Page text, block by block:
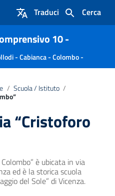
Cerca
Traduci
10 -
- Cabianca - Colombo -
/ Scuola / Istituto /
“Cristoforo
è ubicata in via
ed è la storica scuola
del Sole” di Vicenza.